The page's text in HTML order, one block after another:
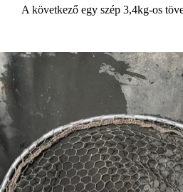
A következő egy szép 3,4kg-os